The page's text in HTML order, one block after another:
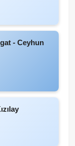
- Ceyhun